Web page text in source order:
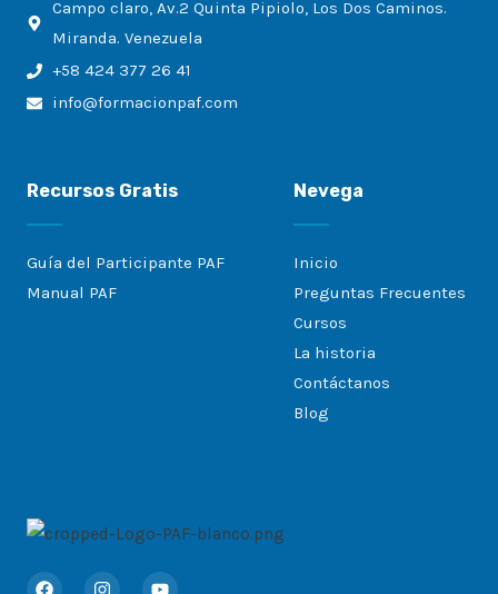
F
I
Y
Nevega
Inicio
Preguntas Frecuentes
Cursos
La historia
Contáctanos
Blog
Recursos Gratis
Guía del Participante PAF
Manual PAF
Campo claro, Av.2 Quinta Pipiolo, Los Dos Caminos.
Miranda. Venezuela
+58 424 377 26 41
info@formacionpaf.com